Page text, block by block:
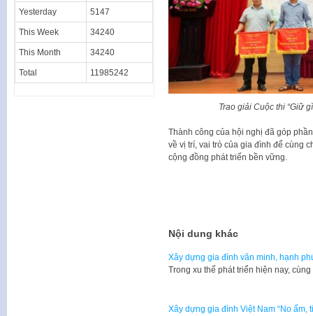
Trao giải Cuộc thi “Giữ
Thành công của hội nghị đã góp
về vị trí, vai trò của gia đình để cùng
cộng đồng phát triển bền vững.
Nội dung khác
Xây dựng gia đình văn minh, hạnh
Trong xu thế phát triển hiện nay,
Xây dựng gia đình Việt Nam “No ấm,
Yesterday 5147
This Week 34240
This Month 34240
Total 11985242